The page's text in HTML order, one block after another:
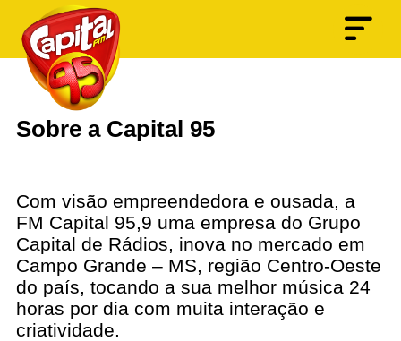
Sobre a Capital 95
Com visão empreendedora e ousada, a
FM Capital 95,9 uma empresa do Grupo
Capital de Rádios, inova no mercado em
Campo Grande – MS, região Centro-Oeste
do país, tocando a sua melhor música 24
horas por dia com muita interação e
criatividade.